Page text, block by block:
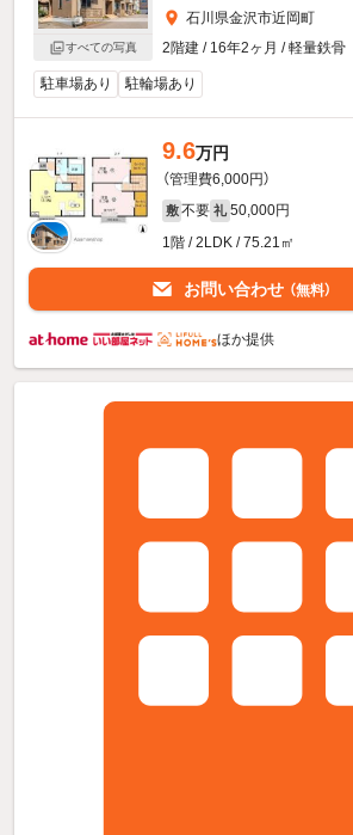
すべての写真
石川県金沢市近岡町
2階建 / 16年2ヶ月 / 軽量鉄骨
駐車場あり 駐輪場あり
9.6万円
（管理費6,000円）
敷 不要 礼 50,000円
1階 / 2LDK / 75.21㎡
お問い合わせ （無料）
ほか提供